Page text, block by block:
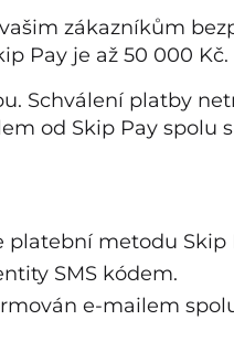
zákazníkům
Pay je až 50 000 Kč.
Schválení platby
od Skip Pay spolu
platební metodu Skip
SMS kódem.
e-mailem